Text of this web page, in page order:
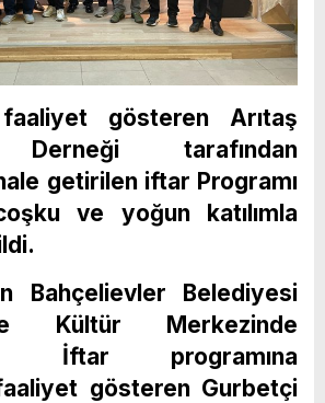
faaliyet gösteren Arıtaş
Derneği tarafından
getirilen iftar Programı
ve yoğun katılımla
Bahçelievler Belediyesi
Kültür Merkezinde
İftar programına
gösteren Gurbetçi